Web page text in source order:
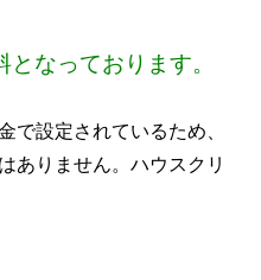
なっております。
で設定されているため、
ありません。ハウスクリ